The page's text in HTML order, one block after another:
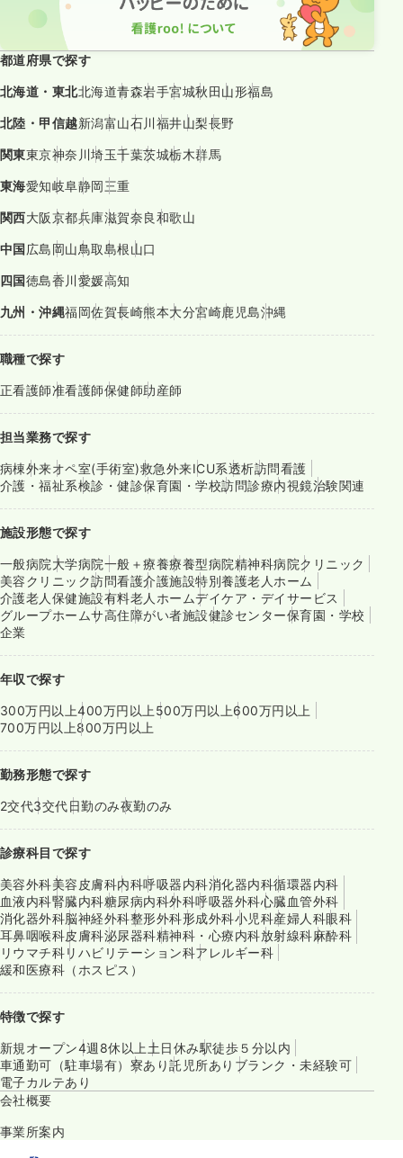
都道府県で探す
北海道・東北北海道青森岩手宮城秋田山形福島
北陸・甲信越新潟富山石川福井山梨長野
関東東京神奈川埼玉千葉茨城栃木群馬
東海愛知岐阜静岡三重
関西大阪京都兵庫滋賀奈良和歌山
中国広島岡山鳥取島根山口
四国徳島香川愛媛高知
九州・沖縄福岡佐賀長崎熊本大分宮崎鹿児島沖縄
職種で探す
正看護師准看護師保健師助産師
担当業務で探す
病棟外来オペ室(手術室)救急外来ICU系透析訪問看護
介護・福祉系検診・健診保育園・学校訪問診療内視鏡治験関連
施設形態で探す
一般病院大学病院一般＋療養療養型病院精神科病院クリニック
美容クリニック訪問看護介護施設特別養護老人ホーム
介護老人保健施設有料老人ホームデイケア・デイサービス
グループホームサ高住障がい者施設健診センター保育園・学校
企業
年収で探す
300万円以上400万円以上 500万円以上600万円以上
700万円以上800万円以上
勤務形態で探す
2交代3交代日勤のみ夜勤のみ
診療科目で探す
美容外科美容皮膚科内科呼吸器内科消化器内科循環器内科
血液内科腎臓内科糖尿病内科外科呼吸器外科心臓血管外科
消化器外科脳神経外科整形外科形成外科小児科産婦人科眼科
耳鼻咽喉科皮膚科泌尿器科精神科・心療内科放射線科麻酔科
リウマチ科リハビリテーション科アレルギー科
緩和医療科（ホスピス）
特徴で探す
新規オープン4週8休以上 土日休み駅徒歩５分以内
車通勤可（駐車場有） 寮あり託児所あり ブランク・未経験可
電子カルテあり
会社概要
事業所案内